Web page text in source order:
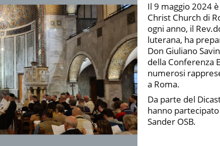
Il 9 maggio 2024
Christ Church di
ogni anno, il
luterana, ha
Don Giuliano
della Conferenza
numerosi
a Roma.
Da parte del
hanno
Sander OSB.